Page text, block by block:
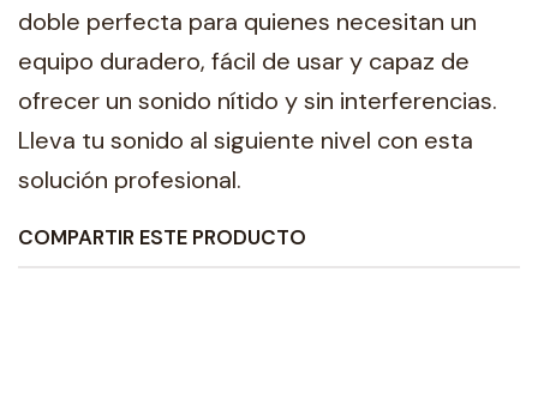
doble perfecta para quienes necesitan un
equipo duradero, fácil de usar y capaz de
ofrecer un sonido nítido y sin interferencias.
Lleva tu sonido al siguiente nivel con esta
solución profesional.
COMPARTIR ESTE PRODUCTO